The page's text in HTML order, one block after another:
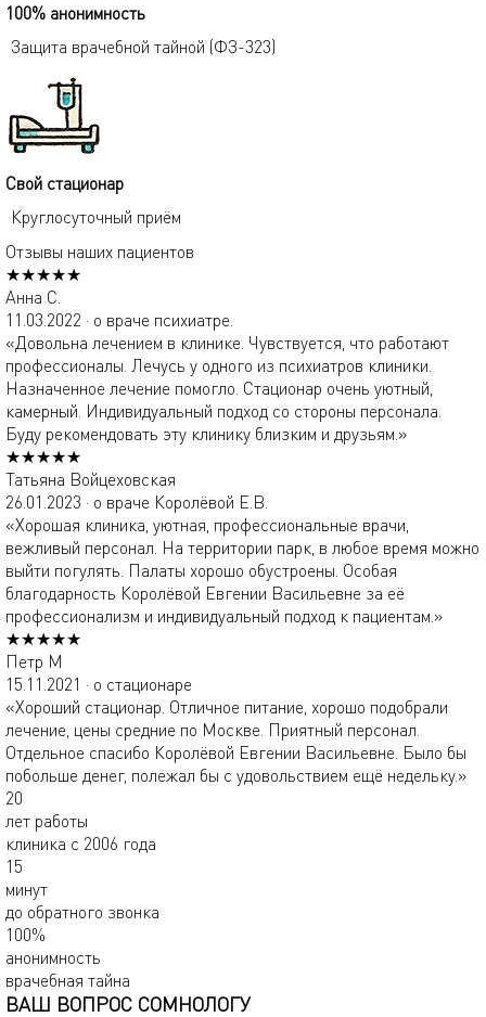
100% анонимность
Защита врачебной тайной (ФЗ-323)
Свой стационар
Круглосуточный приём
Отзывы наших пациентов
★★★★★
Анна С.
11.03.2022 · о враче психиатре.
«Довольна лечением в клинике. Чувствуется, что работают
профессионалы. Лечусь у одного из психиатров клиники.
Назначенное лечение помогло. Стационар очень уютный,
камерный. Индивидуальный подход со стороны персонала.
Буду рекомендовать эту клинику близким и друзьям.»
★★★★★
Татьяна Войцеховская
26.01.2023 · о враче Королёвой Е.В.
«Хорошая клиника, уютная, профессиональные врачи,
вежливый персонал. На территории парк, в любое время можно
выйти погулять. Палаты хорошо обустроены. Особая
благодарность Королёвой Евгении Васильевне за её
профессионализм и индивидуальный подход к пациентам.»
★★★★★
Петр М
15.11.2021 · о стационаре
«Хороший стационар. Отличное питание, хорошо подобрали
лечение, цены средние по Москве. Приятный персонал.
Отдельное спасибо Королёвой Евгении Васильевне. Было бы
побольше денег, полежал бы с удовольствием ещё недельку.»
20
лет работы
клиника с 2006 года
15
минут
до обратного звонка
100%
анонимность
врачебная тайна
ВАШ ВОПРОС СОМНОЛОГУ